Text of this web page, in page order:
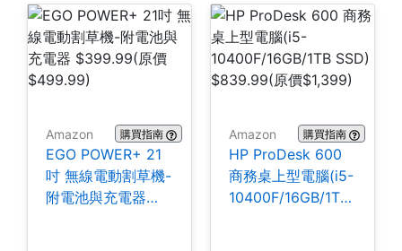
Amazon 購買指南
EGO POWER+ 21
吋 無線電動割草機-
附電池與充電器
Amazon 購買指南
HP ProDesk 600
商務桌上型電腦(i5-
10400F/16GB/1TB